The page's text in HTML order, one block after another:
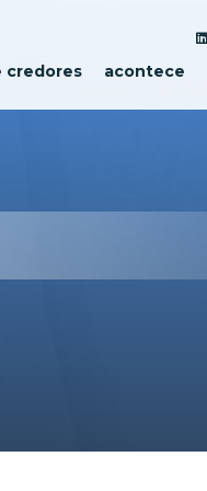
credores acontece